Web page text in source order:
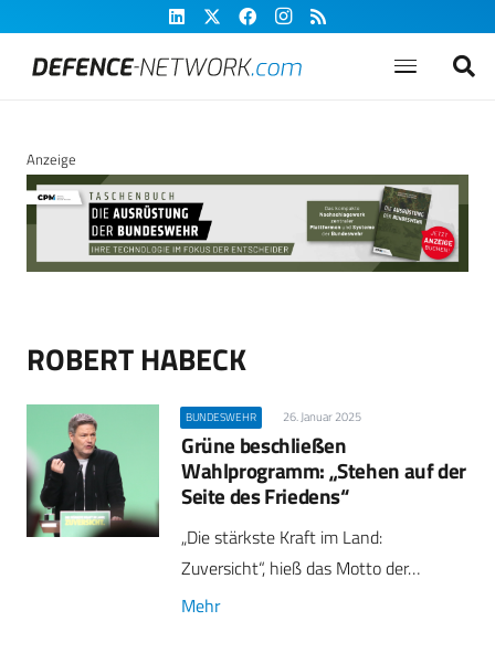
Anzeige
ROBERT HABECK
BUNDESWEHR 26. Januar 2025
Grüne beschließen
Wahlprogramm: „Stehen auf der
Seite des Friedens“
„Die stärkste Kraft im Land:
Zuversicht“, hieß das Motto der…
Mehr